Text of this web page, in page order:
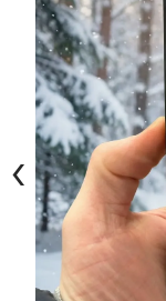
‹